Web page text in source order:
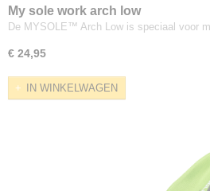
My sole work arch low
De MYSOLE™ Arch Low is speciaal voor
€ 24,95
IN WINKELWAGEN